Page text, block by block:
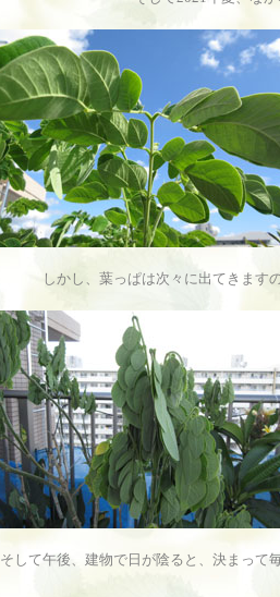
しかし、葉っぱは次々に出てきます
そして午後、建物で日が陰ると、決まって